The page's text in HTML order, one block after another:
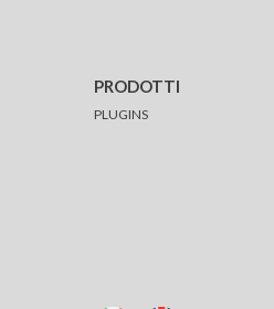
PRODOTTI
PLUGINS